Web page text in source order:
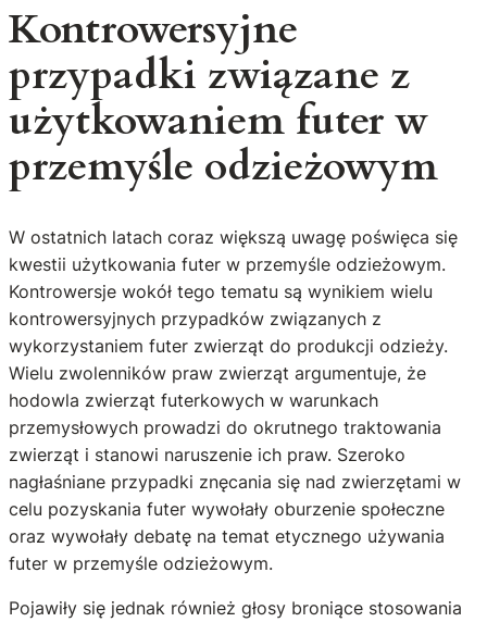
Kontrowersyjne
przypadki związane z
użytkowaniem futer w
przemyśle odzieżowym
W ostatnich latach coraz większą uwagę poświęca się
kwestii użytkowania futer w przemyśle odzieżowym.
Kontrowersje wokół tego tematu są wynikiem wielu
kontrowersyjnych przypadków związanych z
wykorzystaniem futer zwierząt do produkcji odzieży.
Wielu zwolenników praw zwierząt argumentuje, że
hodowla zwierząt futerkowych w warunkach
przemysłowych prowadzi do okrutnego traktowania
zwierząt i stanowi naruszenie ich praw. Szeroko
nagłaśniane przypadki znęcania się nad zwierzętami w
celu pozyskania futer wywołały oburzenie społeczne
oraz wywołały debatę na temat etycznego używania
futer w przemyśle odzieżowym.
Pojawiły się jednak również głosy broniące stosowania